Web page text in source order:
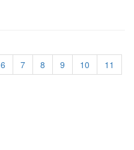
6 7 8 9 10
11